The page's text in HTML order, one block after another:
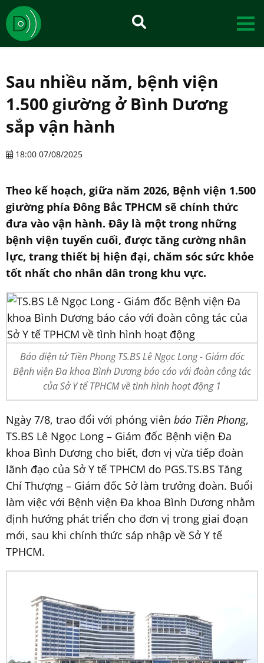
Sau nhiều năm, bệnh viện
1.500 giường ở Bình Dương
sắp vận hành
18:00 07/08/2025
Theo kế hoạch, giữa năm 2026, Bệnh viện 1.500
giường phía Đông Bắc TPHCM sẽ chính thức
đưa vào vận hành. Đây là một trong những
bệnh viện tuyến cuối, được tăng cường nhân
lực, trang thiết bị hiện đại, chăm sóc sức khỏe
tốt nhất cho nhân dân trong khu vực.
Báo điện tử Tiền Phong TS.BS Lê Ngọc Long - Giám đốc
Bệnh viện Đa khoa Bình Dương báo cáo với đoàn công tác
của Sở Y tế TPHCM về tình hình hoạt động 1
Ngày 7/8, trao đổi với phóng viên báo Tiền Phong,
TS.BS Lê Ngọc Long – Giám đốc Bệnh viện Đa
khoa Bình Dương cho biết, đơn vị vừa tiếp đoàn
lãnh đạo của Sở Y tế TPHCM do PGS.TS.BS Tăng
Chí Thượng – Giám đốc Sở làm trưởng đoàn. Buổi
làm việc với Bệnh viện Đa khoa Bình Dương nhằm
định hướng phát triển cho đơn vị trong giai đoạn
mới, sau khi chính thức sáp nhập về Sở Y tế
TPHCM.